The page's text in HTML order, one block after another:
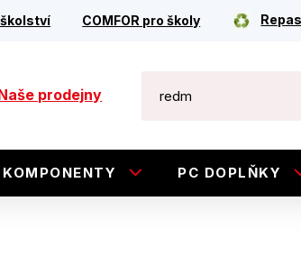
COMFOR pro školy
prodejny
PC DOPLŇKY